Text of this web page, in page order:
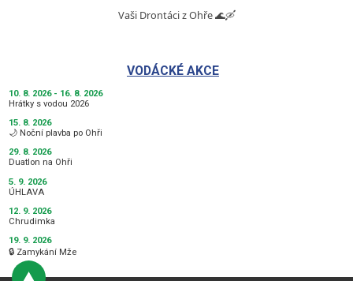
Vaši Drontáci z Ohře 🌊🛶
VODÁCKÉ AKCE
10. 8. 2026 - 16. 8. 2026
Hrátky s vodou 2026
15. 8. 2026
🌙 Noční plavba po Ohři
29. 8. 2026
Duatlon na Ohři
5. 9. 2026
ÚHLAVA
12. 9. 2026
Chrudimka
19. 9. 2026
🔒 Zamykání Mže